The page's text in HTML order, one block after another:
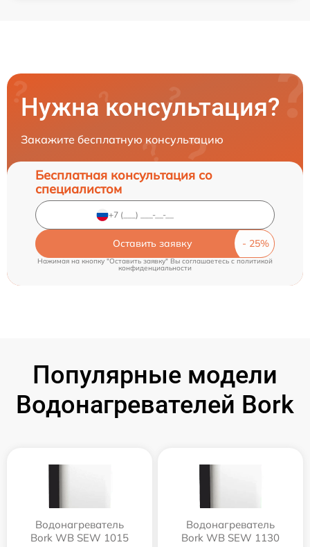
Нужна консультация?
Закажите бесплатную консультацию
Бесплатная консультация со
специалистом
Оставить заявку
Нажимая на кнопку "Оставить заявку" Вы соглашаетесь cполитикой
конфиденциальности
Популярные модели
Водонагревателей Bork
Водонагреватель
Bork WB SEW 1015
Водонагреватель
Bork WB SEW 1130